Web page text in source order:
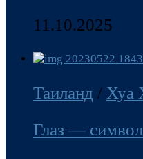
11.10.2025
Таиланд / Хуа
Глаз —